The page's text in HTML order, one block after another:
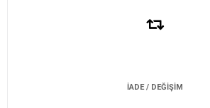
İADE / DEĞİŞİM